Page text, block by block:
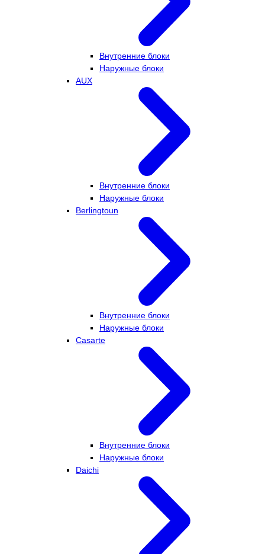
Внутренние блоки
Наружные блоки
AUX
Внутренние блоки
Наружные блоки
Berlingtoun
Внутренние блоки
Наружные блоки
Casarte
Внутренние блоки
Наружные блоки
Daichi